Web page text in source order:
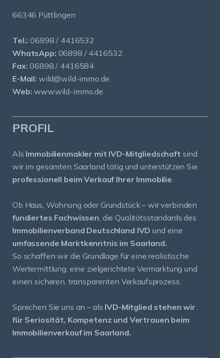
66346 Püttlingen
Tel.: 06898 / 4416532
WhatsApp: 06898 / 4416532
Fax: 06898 / 4416584
E-Mail: wild@wild-immo.de
Web: www.wild-immo.de
PROFIL
Als Immobilienmakler mit IVD-Mitgliedschaft sind
wir im gesamten Saarland tätig und unterstützen Sie
professionell beim Verkauf Ihrer Immobilie
Ob Haus, Wohnung oder Grundstück – wir verbinden
fundiertes Fachwissen , die Qualitätsstandards des
Immobilienverband Deutschland IVD und eine
umfassende Marktkenntnis im Saarland.
So schaffen wir die Grundlage für eine realistische
Wertermittlung, eine zielgerichtete Vermarktung und
einen sicheren, transparenten Verkaufsprozess.
Sprechen Sie uns an – als IVD-Mitglied stehen wir
für Seriosität, Kompetenz und Vertrauen beim
Immobilienverkauf im Saarland.